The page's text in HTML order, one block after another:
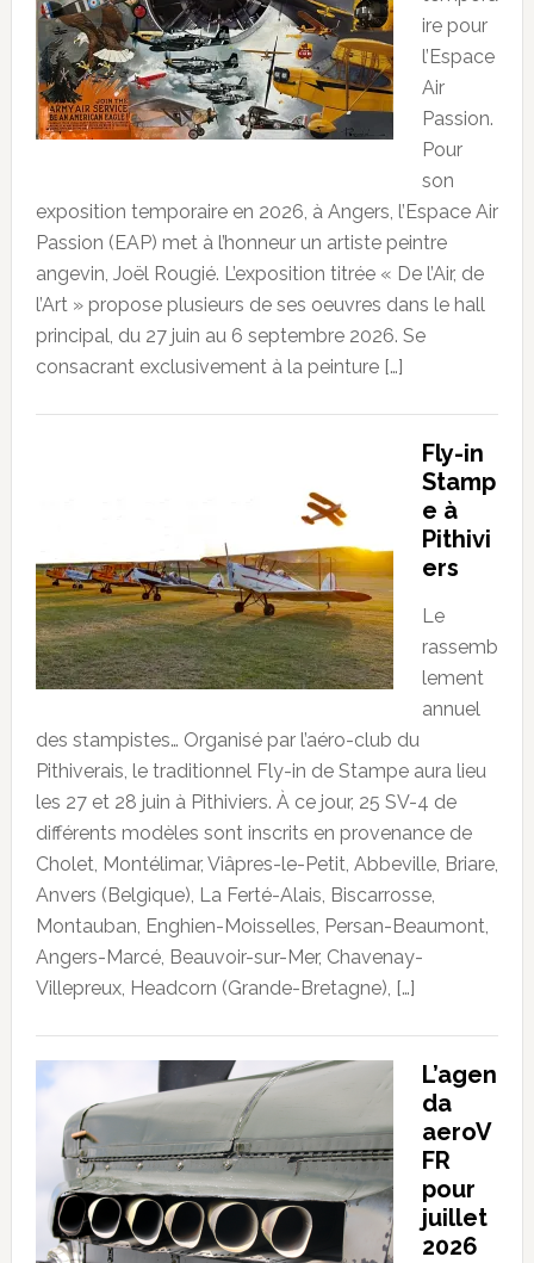
ire pour
l’Espace
Air
Passion.
Pour
son
exposition temporaire en 2026, à Angers, l’Espace Air
Passion (EAP) met à l’honneur un artiste peintre
angevin, Joël Rougié. L’exposition titrée « De l’Air, de
l’Art » propose plusieurs de ses oeuvres dans le hall
principal, du 27 juin au 6 septembre 2026. Se
consacrant exclusivement à la peinture […]
Fly-in
Stamp
e à
Pithivi
ers
Le
rassemb
lement
annuel
des stampistes… Organisé par l’aéro-club du
Pithiverais, le traditionnel Fly-in de Stampe aura lieu
les 27 et 28 juin à Pithiviers. À ce jour, 25 SV-4 de
différents modèles sont inscrits en provenance de
Cholet, Montélimar, Viâpres-le-Petit, Abbeville, Briare,
Anvers (Belgique), La Ferté-Alais, Biscarrosse,
Montauban, Enghien-Moisselles, Persan-Beaumont,
Angers-Marcé, Beauvoir-sur-Mer, Chavenay-
Villepreux, Headcorn (Grande-Bretagne), […]
L’agen
da
aeroV
FR
pour
juillet
2026